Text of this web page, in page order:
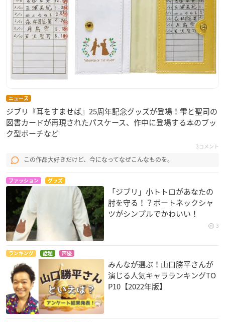
ニュース
ジブリ『耳をすませば』25周年記念グッズが登場！雫と聖司の
図書カードが再現されたパスケース、作中に登場する本のブッ
ク型ポーチなど
3コメント
この作品大好きだけど、今になってなぜこんなものを。
ファッション グッズ
「ジブリ」小トトロがあなたの
肘を守る！？ボートネックシャ
ツがシンプルでかわいい！
3
ランキング 話題 声優
みんなが選ぶ！山口勝平さんが
演じる人気キャラランキングTO
P10【2022年版】